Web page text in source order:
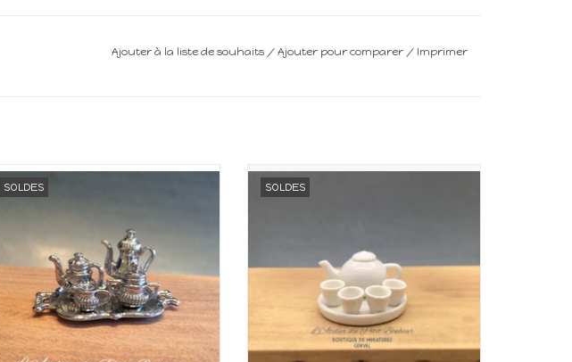
Ajouter à la liste de souhaits / Ajouter pour comparer / Imprimer
SOLDES
Miniature pour maison de poupée
SOLDES
Miniature pour maison de poupée